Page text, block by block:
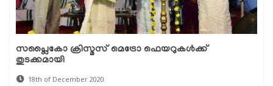
സപ്ലൈകോ ക്രിസ്മസ് മെട്രോ ഫെയറുകള്‍ക്ക്
തുടക്കമായി
18th of December 2020